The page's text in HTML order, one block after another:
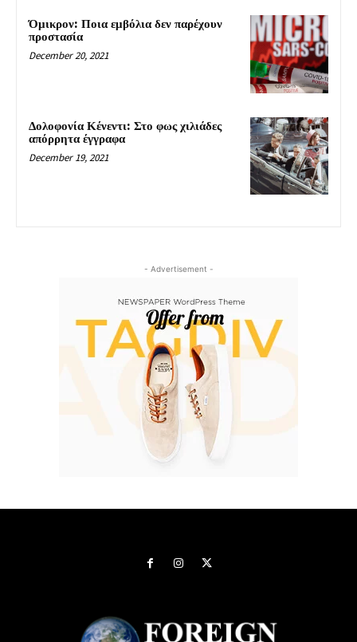
Όμικρον: Ποια εμβόλια δεν παρέχουν
προστασία
December 20, 2021
Δολοφονία Κένεντι: Στο φως χιλιάδες
απόρρητα έγγραφα
December 19, 2021
- Advertisement -